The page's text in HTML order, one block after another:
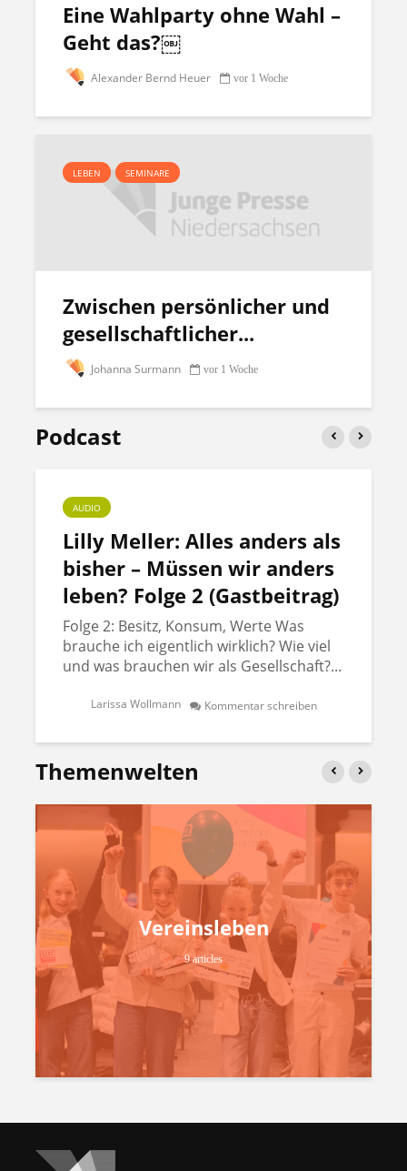
Eine Wahlparty ohne Wahl –
Geht das?￼
Alexander Bernd Heuer vor 1 Woche
LEBEN SEMINARE
Zwischen persönlicher und
gesellschaftlicher...
Johanna Surmann vor 1 Woche
Podcast
AUDIO
Lilly Meller: Alles anders als
bisher – Müssen wir anders
leben? Folge 2 (Gastbeitrag)
Folge 2: Besitz, Konsum, Werte Was
brauche ich eigentlich wirklich? Wie viel
und was brauchen wir als Gesellschaft?...
Larissa Wollmann Kommentar schreiben
Themenwelten
Vereinsleben
9 articles